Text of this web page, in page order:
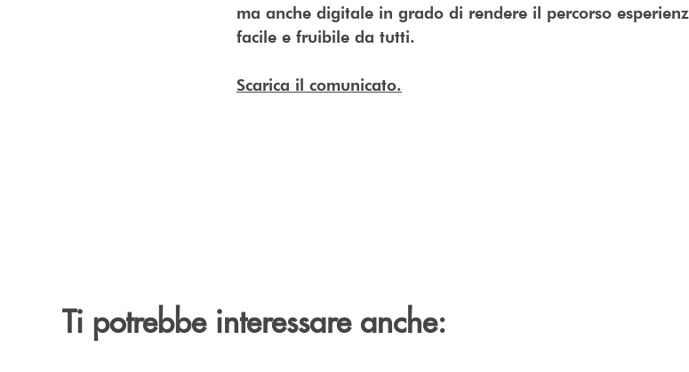
ma anche digitale in grado di rendere il percorso
facile e fruibile da tutti.
Scarica il comunicato.
Ti potrebbe interessare anche: